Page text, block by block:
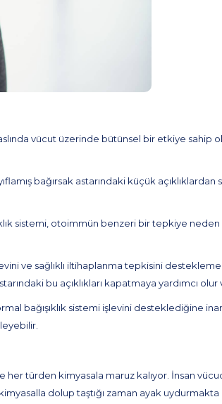
vücut üzerinde bütünsel bir etkiye sahip
bağırsak astarındaki küçük açıklıklardan
sistemi, otoimmün benzeri bir tepkiye
ve sağlıklı iltihaplanma tepkisini
bu açıklıkları kapatmaya yardımcı
bağışıklık sistemi işlevini desteklediğine
türden kimyasala maruz kalıyor. İnsan
dolup taştığı zaman ayak uydurmakta